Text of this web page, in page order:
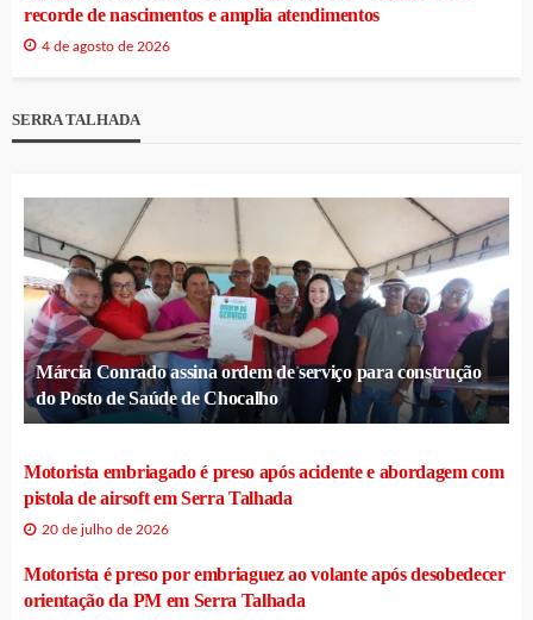
recorde de nascimentos e amplia atendimentos
4 de agosto de 2026
SERRA TALHADA
Márcia Conrado assina ordem de serviço para construção
do Posto de Saúde de Chocalho
Motorista embriagado é preso após acidente e abordagem com
pistola de airsoft em Serra Talhada
20 de julho de 2026
Motorista é preso por embriaguez ao volante após desobedecer
orientação da PM em Serra Talhada